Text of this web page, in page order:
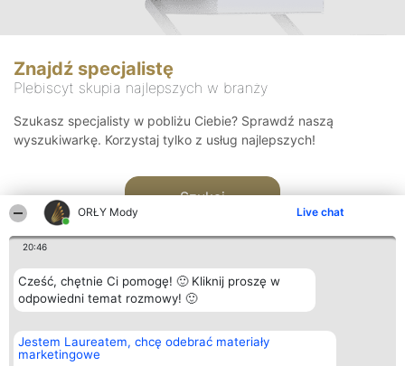
ORŁY Mody Live chat
20:46
Cześć, chętnie Ci pomogę! 🙂 Kliknij proszę w
odpowiedni temat rozmowy! 🙂
Jestem Laureatem, chcę odebrać materiały
marketingowe
Znajdź specjalistę
Plebiscyt skupia najlepszych w branży
Szukasz specjalisty w pobliżu Ciebie? Sprawdź naszą
wyszukiwarkę. Korzystaj tylko z usług najlepszych!
Szukaj
Organizator plebiscytu
Bright Side Solutions sp. z o.
o. sp. k.
Plebiscyt
Laureaci
Kontakt
Kontakt